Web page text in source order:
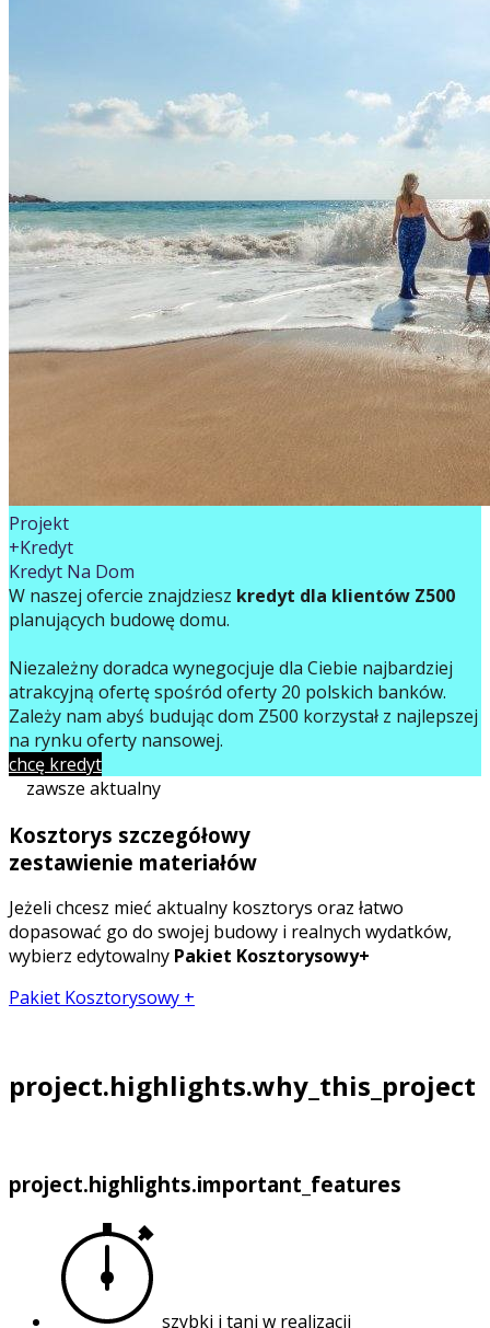
Projekt
+Kredyt
Kredyt Na Dom
W naszej ofercie znajdziesz kredyt dla klientów Z500
planujących budowę domu.
Niezależny doradca wynegocjuje dla Ciebie najbardziej
atrakcyjną ofertę spośród oferty 20 polskich banków.
Zależy nam abyś budując dom Z500 korzystał z najlepszej
na rynku oferty finansowej.
chcę kredyt
zawsze aktualny
Kosztorys szczegółowy
zestawienie materiałów
Jeżeli chcesz mieć aktualny kosztorys oraz łatwo
dopasować go do swojej budowy i realnych wydatków,
wybierz edytowalny Pakiet Kosztorysowy+
Pakiet Kosztorysowy +
project.highlights.why_this_project
project.highlights.important_features
szybki i tani w realizacji